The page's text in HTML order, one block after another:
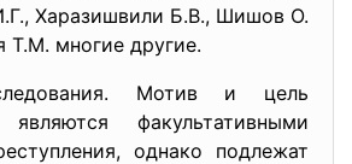
Харазишвили Б.В., Шишов О.
Т.М. многие другие.
Мотив и цель
являются факультативными
однако подлежат